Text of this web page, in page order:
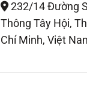
232/14 Đường
Thông Tây Hội,
Chí Minh, Việt